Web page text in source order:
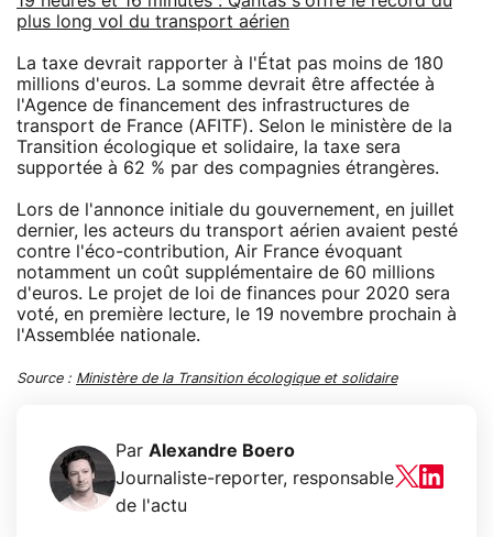
plus long vol du transport aérien
La taxe devrait rapporter à l'État pas moins de 180
millions d'euros. La somme devrait être affectée à
l'Agence de financement des infrastructures de
transport de France (AFITF). Selon le ministère de la
Transition écologique et solidaire, la taxe sera
supportée à 62 % par des compagnies étrangères.
Lors de l'annonce initiale du gouvernement, en juillet
dernier, les acteurs du transport aérien avaient pesté
contre l'éco-contribution, Air France évoquant
notamment un coût supplémentaire de 60 millions
d'euros. Le projet de loi de finances pour 2020 sera
voté, en première lecture, le 19 novembre prochain à
l'Assemblée nationale.
Source : Ministère de la Transition écologique et solidaire
Par Alexandre Boero
Journaliste-reporter, responsable
de l'actu